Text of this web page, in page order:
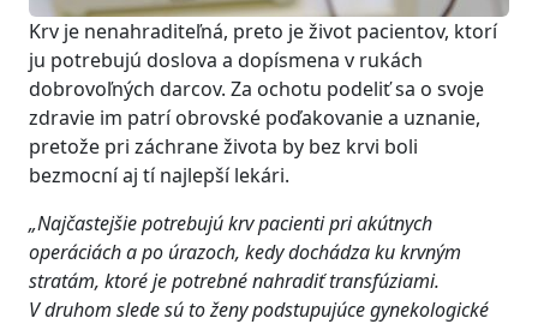
Krv je nenahraditeľná, preto je život pacientov, ktorí
ju potrebujú doslova a dopísmena v rukách
dobrovoľných darcov. Za ochotu podeliť sa o svoje
zdravie im patrí obrovské poďakovanie a uznanie,
pretože pri záchrane života by bez krvi boli
bezmocní aj tí najlepší lekári.
„Najčastejšie potrebujú krv pacienti pri akútnych
operáciách a po úrazoch, kedydochádza ku krvným
stratám, ktoré je potrebné nahradiť transfúziami.
V druhom slede sú to ženy podstupujúce gynekologické